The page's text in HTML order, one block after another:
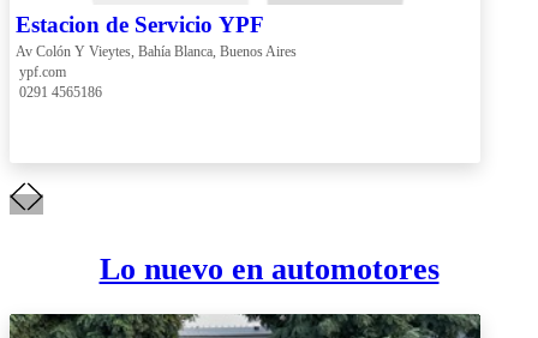
Estacion de Servicio YPF
Av Colón Y Vieytes, Bahía Blanca, Buenos Aires
ypf.com
0291 4565186
Lo nuevo en automotores